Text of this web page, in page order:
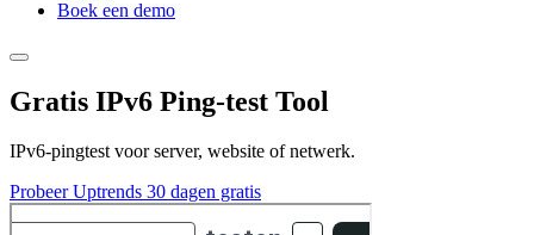
Boek een demo
Gratis IPv6 Ping-test Tool
IPv6-pingtest voor server, website of netwerk.
Probeer Uptrends 30 dagen gratis